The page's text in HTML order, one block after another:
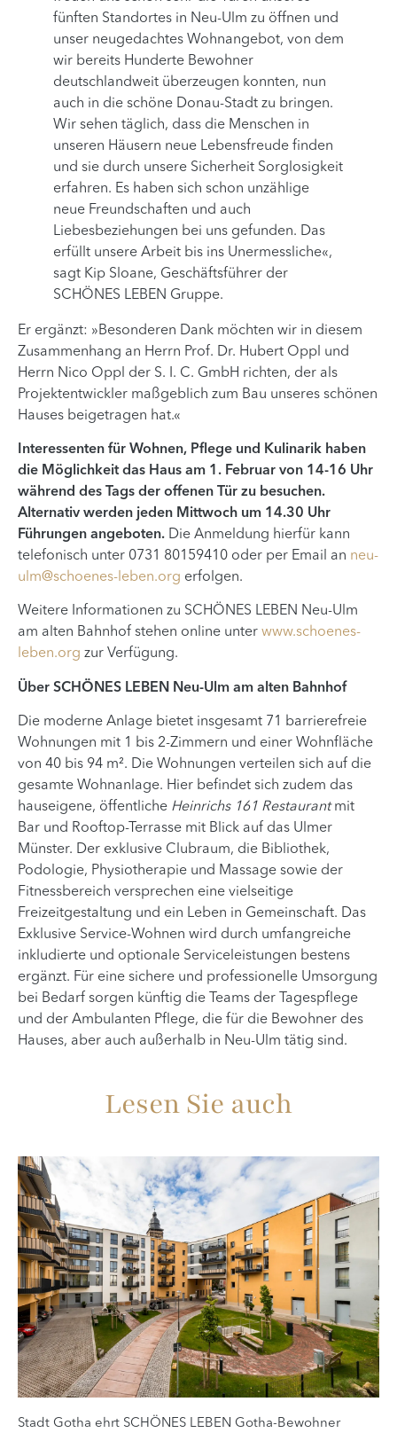
fünften Standortes in Neu-Ulm zu öffnen und
unser neugedachtes Wohnangebot, von dem
wir bereits Hunderte Bewohner
deutschlandweit überzeugen konnten, nun
auch in die schöne Donau-Stadt zu bringen.
Wir sehen täglich, dass die Menschen in
unseren Häusern neue Lebensfreude finden
und sie durch unsere Sicherheit Sorglosigkeit
erfahren. Es haben sich schon unzählige
neue Freundschaften und auch
Liebesbeziehungen bei uns gefunden. Das
erfüllt unsere Arbeit bis ins Unermessliche«,
sagt Kip Sloane, Geschäftsführer der
SCHÖNES LEBEN Gruppe.
Er ergänzt: »Besonderen Dank möchten wir in diesem
Zusammenhang an Herrn Prof. Dr. Hubert Oppl und
Herrn Nico Oppl der S. I. C. GmbH richten, der als
Projektentwickler maßgeblich zum Bau unseres schönen
Hauses beigetragen hat.«
Interessenten für Wohnen, Pflege und Kulinarik haben
die Möglichkeit das Haus am 1. Februar von 14-16 Uhr
während des Tags der offenen Tür zu besuchen.
Alternativ werden jeden Mittwoch um 14.30 Uhr
Führungen angeboten. Die Anmeldung hierfür kann
telefonisch unter 0731 80159410 oder per Email an neu-
ulm@schoenes-leben.org erfolgen.
Weitere Informationen zu SCHÖNES LEBEN Neu-Ulm
am alten Bahnhof stehen online unter www.schoenes-
leben.org zur Verfügung.
Über SCHÖNES LEBEN Neu-Ulm am alten Bahnhof
Die moderne Anlage bietet insgesamt 71 barrierefreie
Wohnungen mit 1 bis 2-Zimmern und einer Wohnfläche
von 40 bis 94 m². Die Wohnungen verteilen sich auf die
gesamte Wohnanlage. Hier befindet sich zudem das
hauseigene, öffentliche Heinrichs 161 Restaurantmit
Bar und Rooftop-Terrasse mit Blick auf das Ulmer
Münster. Der exklusive Clubraum, die Bibliothek,
Podologie, Physiotherapie und Massage sowie der
Fitnessbereich versprechen eine vielseitige
Freizeitgestaltung und ein Leben in Gemeinschaft. Das
Exklusive Service-Wohnen wird durch umfangreiche
inkludierte und optionale Serviceleistungen bestens
ergänzt. Für eine sichere und professionelle Umsorgung
bei Bedarf sorgen künftig die Teams der Tagespflege
und der Ambulanten Pflege, die für die Bewohner des
Hauses, aber auch außerhalb in Neu-Ulm tätig sind.
Lesen Sie auch
Stadt Gotha ehrt SCHÖNES LEBEN Gotha-Bewohner